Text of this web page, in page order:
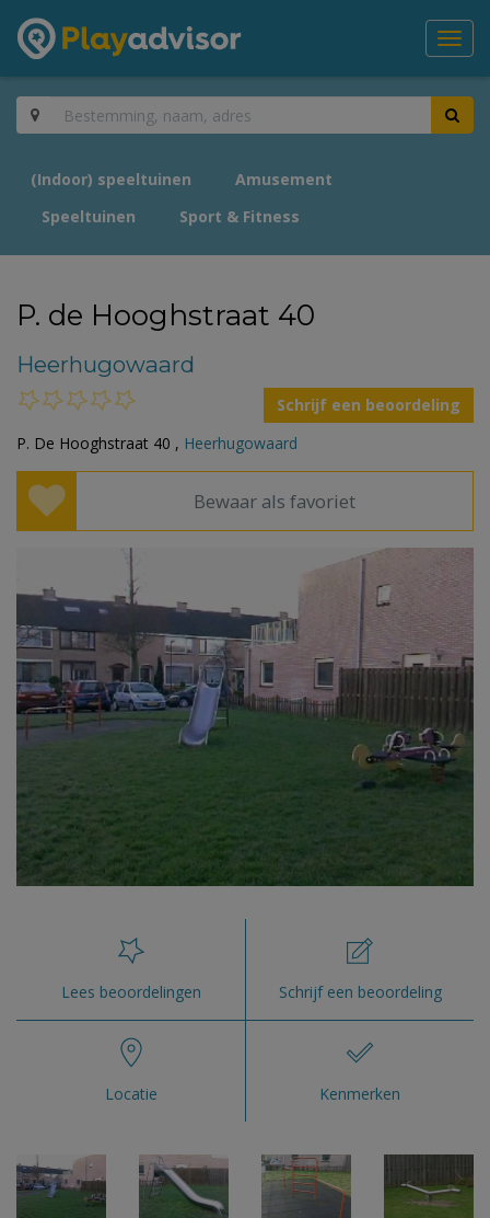
(Indoor) speeltuinen
Amusement
Speeltuinen
Sport & Fitness
P. de Hooghstraat 40
Heerhugowaard
Schrijf een beoordeling
P. De Hooghstraat 40 , Heerhugowaard
Bewaar als favoriet
Lees beoordelingen Schrijf een beoordeling
Locatie Kenmerken